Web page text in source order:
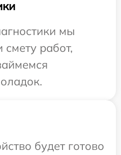
мы
смету работ,
будет готово